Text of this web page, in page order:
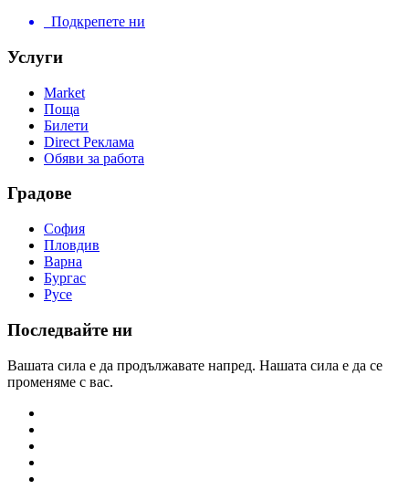
Подкрепете ни
Услуги
Market
Поща
Билети
Direct Реклама
Обяви за работа
Градове
София
Пловдив
Варна
Бургас
Русе
Последвайте ни
Вашата сила е да продължавате напред. Нашата сила е да се
променяме с вас.